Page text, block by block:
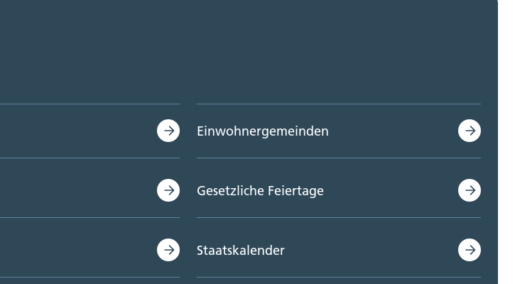
Einwohnergemeinden
Gesetzliche Feiertage
Staatskalender